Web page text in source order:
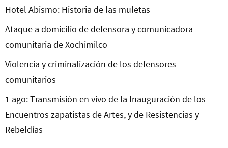
Hotel Abismo: Historia de las muletas
Ataque a domicilio de defensora y comunicadora
comunitaria de Xochimilco
Violencia y criminalización de los defensores
comunitarios
1 ago: Transmisión en vivo de la Inauguración de los
Encuentros zapatistas de Artes, y de Resistencias y
Rebeldías